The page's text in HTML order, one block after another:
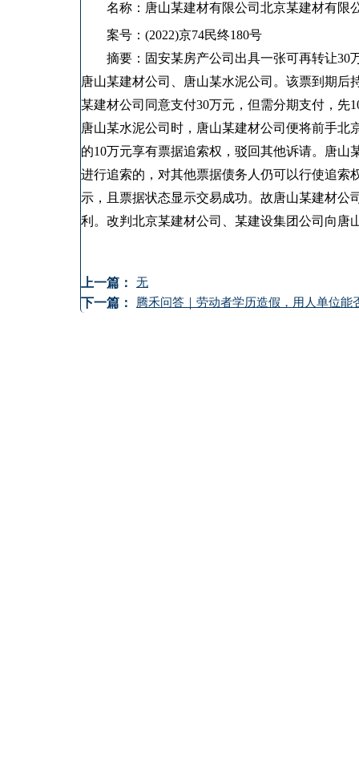
名称：唐山某建材有限公司北京某建材有限
案号：(2022)京74民终180号
摘要：固安某房产公司出具一张可再转让30
唐山某建材公司、唐山某水泥公司。该票到期
某建材公司同意支付30万元，但需分期支付，
唐山某水泥公司时，唐山某建材公司便将前手
的10万元享有票据追索权，驳回其他诉请。唐
进行追索的，对其他票据债务人仍可以行使追索
示，且票据状态显示交易成功。故唐山某建材公
利。改判北京某建材公司、某建设集团公司向唐
上一篇： 无
下一篇： 腾禾问答｜劳动者学历造假，用人单位能